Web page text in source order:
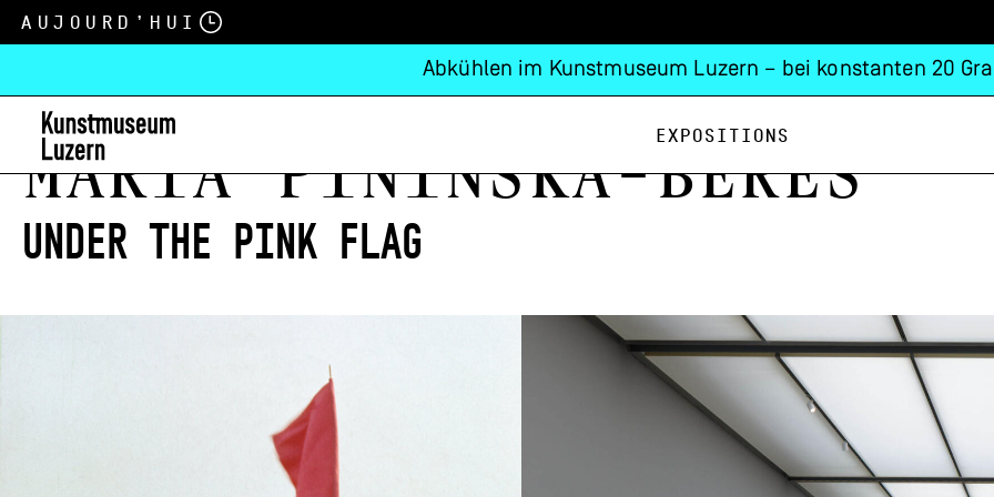
Aujourd’hui
Abkühlen im Kunstmuseum Luzern – bei konstanten 20
Expositions
Maria Pinińska-Bereś
Under the Pink Flag